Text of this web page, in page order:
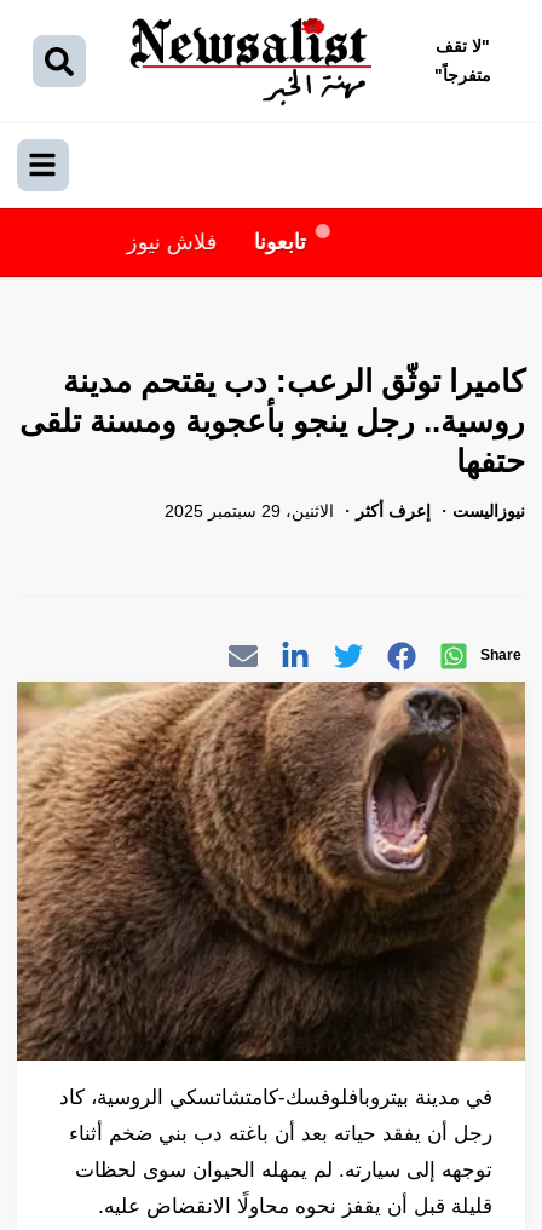
"لا تقف
متفرجاً"
تابعونا فلاش نيوز
كاميرا توثّق الرعب: دب يقتحم مدينة
روسية.. رجل ينجو بأعجوبة ومسنة تلقى
حتفها
نيوزاليست إعرف أكثر الاثنين، 29 سبتمبر 2025
Share
في مدينة بيتروبافلوفسك-كامتشاتسكي الروسية، كاد
رجل أن يفقد حياته بعد أن باغته دب بني ضخم أثناء
توجهه إلى سيارته. لم يمهله الحيوان سوى لحظات
قليلة قبل أن يقفز نحوه محاولًا الانقضاض عليه.